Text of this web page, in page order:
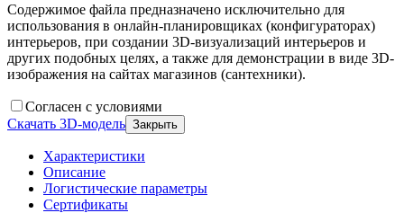
Содержимое файла предназначено исключительно для
использования в онлайн-планировщиках (конфигураторах)
интерьеров, при создании 3D-визуализаций интерьеров и
других подобных целях, а также для демонстрации в виде 3D-
изображения на сайтах магазинов (сантехники).
Согласен с условиями
Скачать 3D-модель Закрыть
Характеристики
Описание
Логистические параметры
Сертификаты